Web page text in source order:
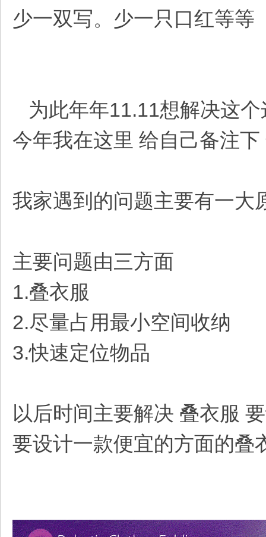
少一双写。少一只口红等等
为此年年11.11想解决这
今年我在这里 给自己备注
我家遇到的问题主要有一
主要问题由三方面
1.叠衣服
2.尽量占用最小空间收纳
3.快速定位物品
以后时间主要解决 叠衣服
要设计一款便宜的方面的叠